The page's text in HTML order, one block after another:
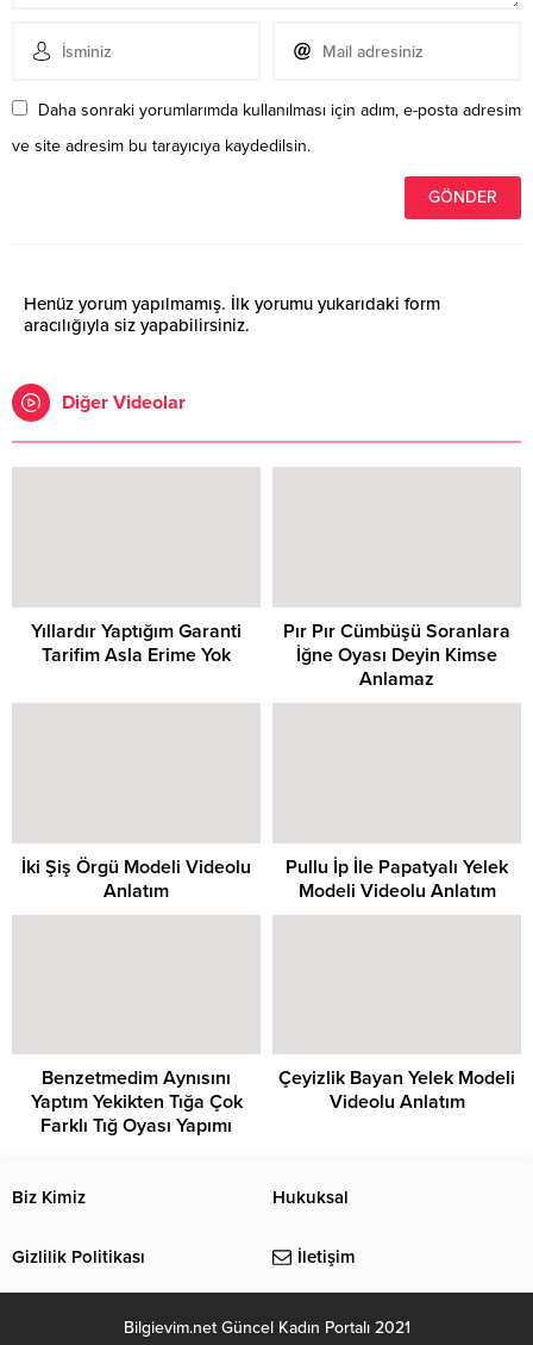
Daha sonraki yorumlarımda kullanılması için adım, e-posta adresim
ve site adresim bu tarayıcıya kaydedilsin.
Henüz yorum yapılmamış. İlk yorumu yukarıdaki form
aracılığıyla siz yapabilirsiniz.
Diğer Videolar
Yıllardır Yaptığım Garanti
Tarifim Asla Erime Yok
Pır Pır Cümbüşü Soranlara
İğne Oyası Deyin Kimse
Anlamaz
İki Şiş Örgü Modeli Videolu
Anlatım
Pullu İp İle Papatyalı Yelek
Modeli Videolu Anlatım
Benzetmedim Aynısını
Yaptım Yekikten Tığa Çok
Farklı Tığ Oyası Yapımı
Çeyizlik Bayan Yelek Modeli
Videolu Anlatım
Biz Kimiz Hukuksal
Gizlilik Politikası İletişim
Bilgievim.net Güncel Kadın Portalı 2021